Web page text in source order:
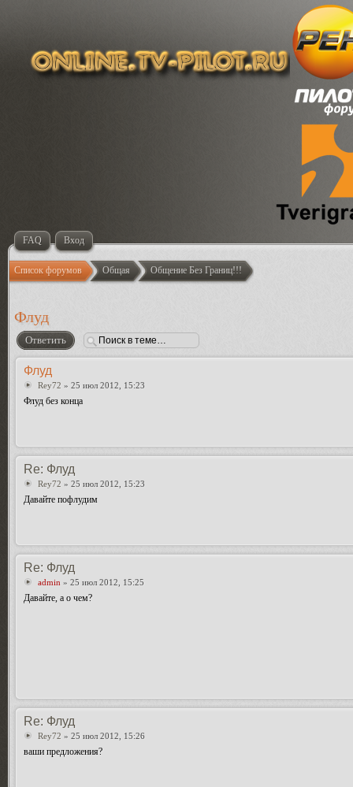
FAQ Вход
Список форумов Общая Общение Без Границ!!!
Флуд
Ответить
Флуд
Rey72 » 25 июл 2012, 15:23
Флуд без конца
Re: Флуд
Rey72 » 25 июл 2012, 15:23
Давайте пофлудим
Re: Флуд
admin » 25 июл 2012, 15:25
Давайте, а о чем?
Re: Флуд
Rey72 » 25 июл 2012, 15:26
ваши предложения?